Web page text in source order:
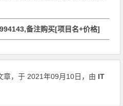
备注购买[项目名+价格]
章，于 2021年09月10日，由 IT